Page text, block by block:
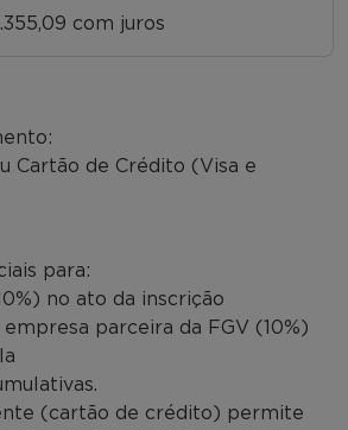
com juros
Cartão de Crédito (Visa e
para:
no ato da inscrição
parceira da FGV (10%)
(cartão de crédito) permite